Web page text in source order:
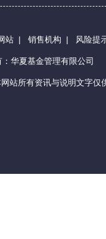
站 | 销售机构 | 风险提
：华夏基金管理有限公司
站所有资讯与说明文字仅